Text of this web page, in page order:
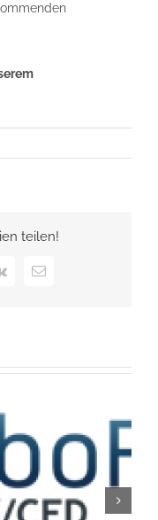
teilen!
E-